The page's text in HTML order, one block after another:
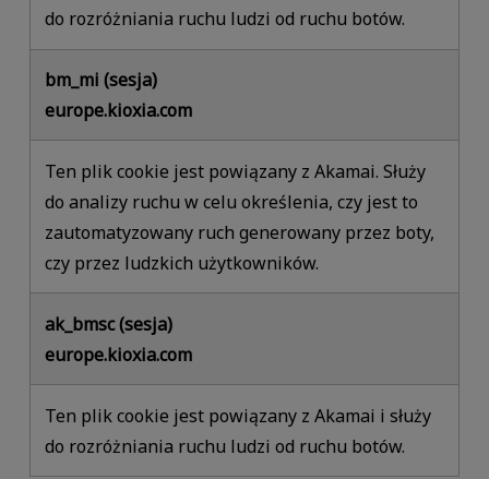
do rozróżniania ruchu ludzi od ruchu botów.
bm_mi (sesja)
europe.kioxia.com
Ten plik cookie jest powiązany z Akamai. Służy
do analizy ruchu w celu określenia, czy jest to
zautomatyzowany ruch generowany przez boty,
czy przez ludzkich użytkowników.
ak_bmsc (sesja)
europe.kioxia.com
Ten plik cookie jest powiązany z Akamai i służy
do rozróżniania ruchu ludzi od ruchu botów.